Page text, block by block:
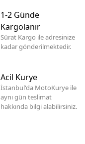
1-2 Günde
Kargolanır
Sürat Kargo ile adresinize
kadar gönderilmektedir.
Acil Kurye
İstanbul'da MotoKurye ile
aynı gün teslimat
hakkında bilgi alabilirsiniz.